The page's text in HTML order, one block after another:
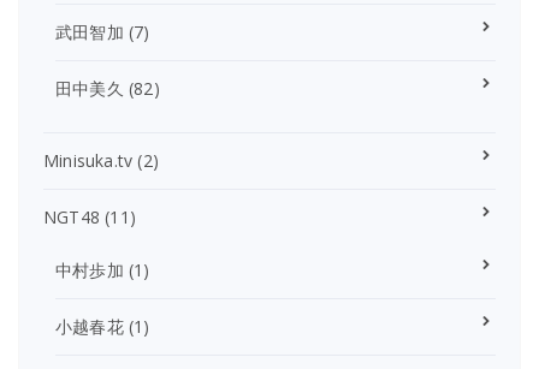
武田智加 (7)
田中美久 (82)
Minisuka.tv (2)
NGT48 (11)
中村歩加 (1)
小越春花(1)